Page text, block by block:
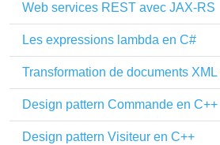
Web services REST avec JAX-RS
Les expressions lambda en C#
Transformation de documents
Design pattern Commande en C++
Design pattern Visiteur en C++